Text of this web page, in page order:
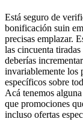
Está seguro de
bonificación suin
precisas emplazar.
las cincuenta
deberías
invariablemente los
específicos sobre
Acá tenemos
que promociones
incluso ofertas